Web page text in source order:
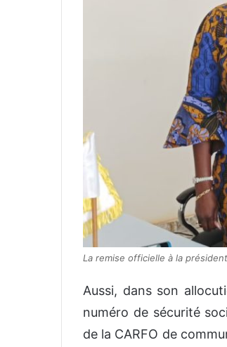
La remise officielle à la
Aussi, dans son
numéro de sécurité
de la CARFO de